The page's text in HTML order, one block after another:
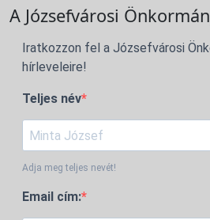
A Józsefvárosi
Iratkozzon fel a Józsefvárosi
hírleveleire!
Teljes név
Adja meg teljes nevét!
Email cím: